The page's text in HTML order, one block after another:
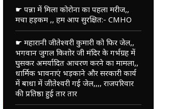
☛ पन्ना में मिला कोरोना का पहला मरीज,,
मचा हड़कम ,, हम आप सुरक्षित:- CMHO
☛ महारानी जीतेश्वरी कुमारी को फिर जेल,,
भगवान जुगल किशोर जी मंदिर के गर्भग्रह में
घुसकर अमर्यादित आचरण करने का मामला,,
धार्मिक भावनाएं भड़काने और सरकारी कार्य
में बाधा में जीतेश्वरी गई जेल,,,, राजपरिवार
की प्रतिष्ठा हुई तार तार